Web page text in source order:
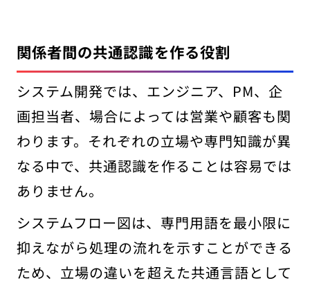
関係者間の共通認識を作る役割
システム開発では、エンジニア、PM、企
画担当者、場合によっては営業や顧客も関
わります。それぞれの立場や専門知識が異
なる中で、共通認識を作ることは容易では
ありません。
システムフロー図は、専門用語を最小限に
抑えながら処理の流れを示すことができる
ため、立場の違いを超えた共通言語として